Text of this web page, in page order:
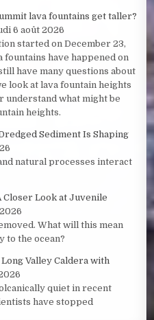
lava fountains get taller?
6 août 2026
started on December 23,
have happened on
have many questions about
look at lava fountain heights
understand what might be
heights.
Sediment Is Shaping
natural processes interact
Closer Look at Juvenile
What will this mean
to the ocean?
Valley Caldera with
quiet in recent
have stopped